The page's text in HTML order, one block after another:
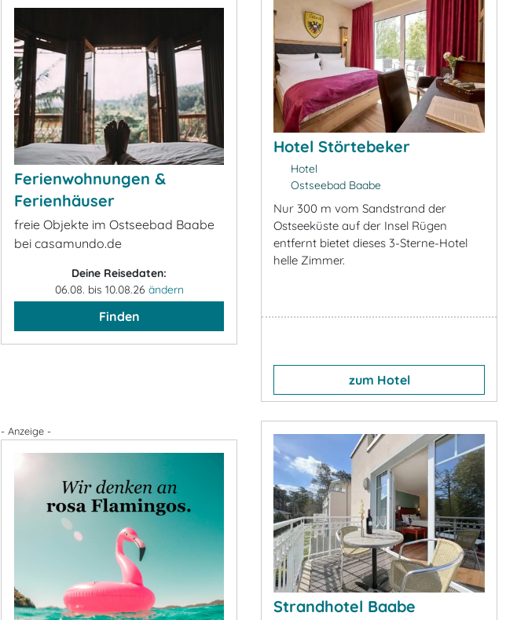
Ferienwohnungen &
Ferienhäuser
freie Objekte im Ostseebad Baabe
bei casamundo.de
Deine Reisedaten:
06.08. bis 10.08.26 ändern
Finden
Hotel Störtebeker
Hotel
Ostseebad Baabe
Nur 300 m vom Sandstrand der
Ostseeküste auf der Insel Rügen
entfernt bietet dieses 3-Sterne-Hotel
helle Zimmer.
zum Hotel
- Anzeige -
Strandhotel Baabe